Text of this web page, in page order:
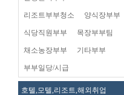
리조트부부청소 양식장부부
식당직원부부 목장부부팀
채소농장부부 기타부부
부부일당/시급
호텔,모텔,리조트,해외취업